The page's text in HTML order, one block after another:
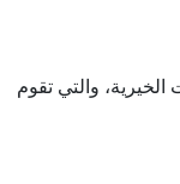
والتي تقوم